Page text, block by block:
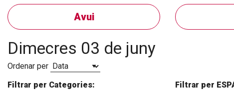
Avui
Dimecres 03 de juny
Ordenar per
Filtrar per Categories:
Filtrar per